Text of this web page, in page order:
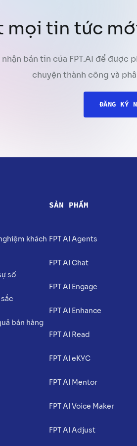
mọi tin tức
bản tin của FPT.AI để được
chuyện thành công và
ĐĂNG KÝ
khách
số
bán hàng
SẢN PHẨM
FPT AI Agents
FPT AI Chat
FPT AI Engage
FPT AI Enhance
FPT AI Read
FPT AI eKYC
FPT AI Mentor
FPT AI Voice Maker
FPT AI Adjust